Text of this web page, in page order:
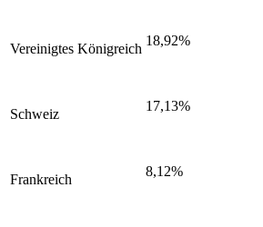
Vereinigtes Königreich
18,92%
Schweiz
17,13%
Frankreich
8,12%